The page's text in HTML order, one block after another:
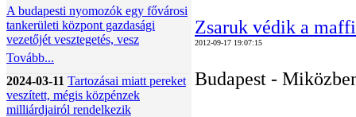
A budapesti nyomozók egy fővárosi
tankerületi központ gazdasági
vezetőjét vesztegetés, vesz
Tovább...
2024-03-11 Tartozásai miatt pereket
veszített, mégis közpénzek
milliárdjairól rendelkezik
Zsaruk védik a
2012-09-17 19:07:15
Budapest -